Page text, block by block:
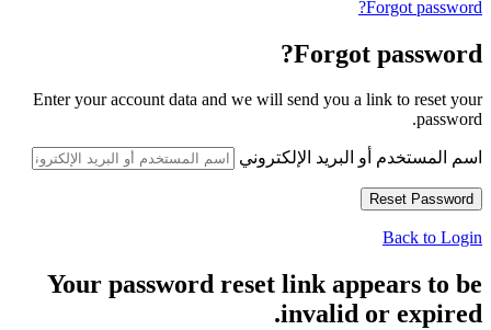
Forgot password?
Forgot password?
Enter your account data and we will send you a link to reset your
password.
اسم المستخدم أو البريد الإلكتروني
Back to Login
Your password reset link appears to be
invalid or expired.